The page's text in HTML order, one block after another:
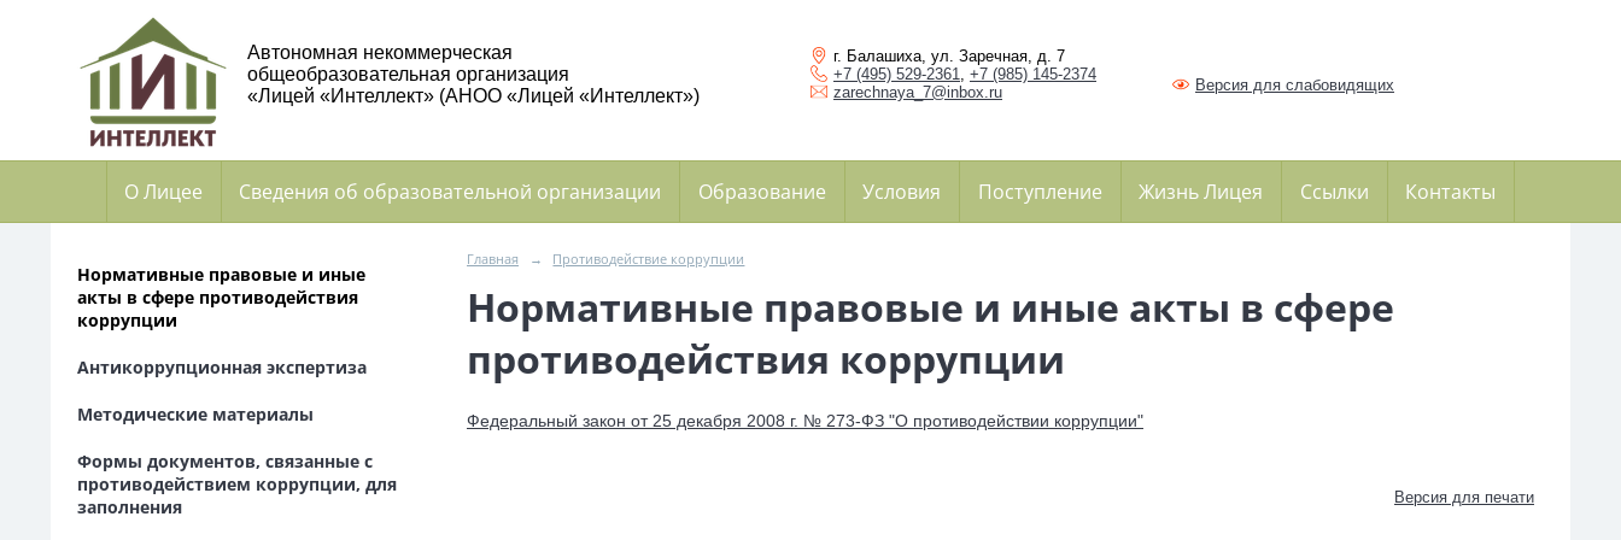
Автономная некоммерческая
общеобразовательная организация
«Лицей «Интеллект» (АНОО «Лицей «Интеллект»)
г. Балашиха, ул. Заречная, д. 7
+7 (495) 529-2361
+7 (985) 145-2374
zarechnaya_7@inbox.ru
Версия для слабовидящих
О Лицее Сведения об образовательной организации Образование Условия Поступление Жизнь Лицея Ссылки Контакты
Нормативные правовые и иные
акты в сфере противодействия
коррупции
Антикоррупционная экспертиза
Методические материалы
Формы документов, связанные с
противодействием коррупции, для
заполнения
Главная → Противодействие коррупции
Нормативные правовые и иные акты в сфере
противодействия коррупции
Федеральный закон от 25 декабря 2008 г. № 273-ФЗ "О противодействии коррупции"
Версия для печати